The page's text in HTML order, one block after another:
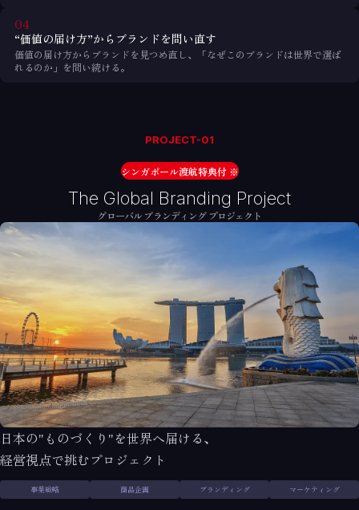
04
“価値の届け方”から ブランドを問い直す
価値の届け方からブランドを見つめ直し、「なぜこのブランドは世界で選ば
れるのか」を問い続ける。
PROJECT-01
シンガポール渡航特典付 ※
The Global Branding Project
グローバル ブランディング プロジェクト
日本の"ものづくり"を世界へ届ける、
経営視点で挑むプロジェクト
事業戦略 商品企画 ブランディング マーケティング